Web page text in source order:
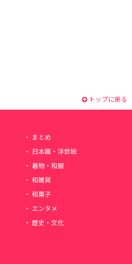
トップに戻る
まとめ
日本画・浮世絵
着物・和服
和雑貨
和菓子
エンタメ
歴史・文化